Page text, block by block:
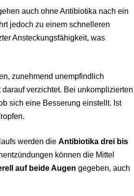
auch ohne Antibiotika nach ein
jedoch zu einem schnelleren
Ansteckungsfähigkeit, was
zunehmend unempfindlich
verzichtet. Bei unkomplizierten
sich eine Besserung einstellt. Ist
werden die Antibiotika drei bis
können die Mittel
auf beide Augen gegeben, auch